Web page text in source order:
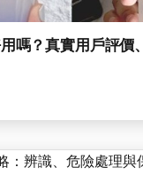
嗎？真實用戶評價